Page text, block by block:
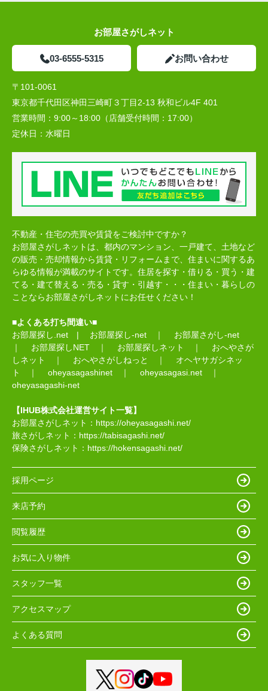
お部屋さがしネット
03-6555-5315 お問い合わせ
〒101-0061
東京都千代田区神田三崎町３丁目2-13 秋和ビル4F 401
営業時間： 9:00～18:00（店舗受付時間：17:00）
定休日： 水曜日
不動産・住宅の売買や賃貸をご検討中ですか？
お部屋さがしネットは、都内のマンション、一戸建て、土地など
の販売・売却情報から賃貸・リフォームまで、住まいに関するあ
らゆる情報が満載のサイトです。住居を探す・借りる・買う・建
てる・建て替える・売る・貸す・引越す・・・住まい・暮らしの
ことならお部屋さがしネットにお任せください！
■よくある打ち間違い■
お部屋探し.net | お部屋探し-net ｜ お部屋さがし-net
｜ お部屋探しNET ｜ お部屋探しネット ｜ おへやさが
しネット
｜ おへやさがしねっと ｜ オヘヤサガシネッ
ト
｜ oheyasagashinet ｜ oheyasagasi.net ｜
oheyasagashi-net
【IHUB株式会社運営サイト一覧】
お部屋さがしネット： https://oheyasagashi.net/
旅さがしネット： https://tabisagashi.net/
保険さがしネット： https://hokensagashi.net/
採用ページ
来店予約
閲覧履歴
お気に入り物件
スタッフ一覧
アクセスマップ
よくある質問